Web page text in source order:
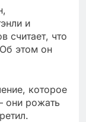
и
считает, что
этом он
которое
они рожать